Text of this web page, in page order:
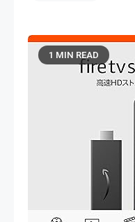
1 MIN READ